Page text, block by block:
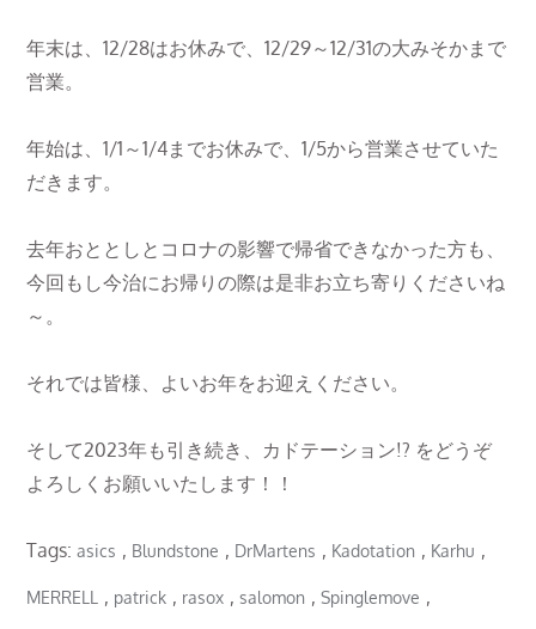
年末は、12/28はお休みで、12/29～12/31の大みそかまで
営業。
年始は、1/1～1/4までお休みで、1/5から営業させていた
だきます。
去年おととしとコロナの影響で帰省できなかった方も、
今回もし今治にお帰りの際は是非お立ち寄りくださいね
～。
それでは皆様、よいお年をお迎えください。
そして2023年も引き続き、カドテーション!? をどうぞ
よろしくお願いいたします！！
Tags:asics , Blundstone , DrMartens , Kadotation , Karhu ,
MERRELL , patrick , rasox ,salomon ,Spinglemove ,